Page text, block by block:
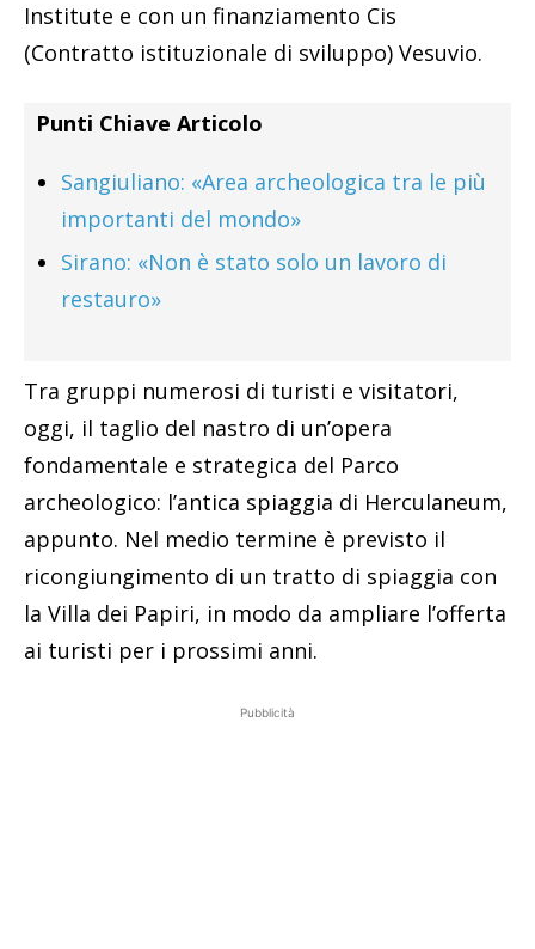
Institute e con un finanziamento Cis
(Contratto istituzionale di sviluppo) Vesuvio.
Punti Chiave Articolo
Sangiuliano: «Area archeologica tra le più
importanti del mondo»
Sirano: «Non è stato solo un lavoro di
restauro»
Tra gruppi numerosi di turisti e visitatori,
oggi, il taglio del nastro di un’opera
fondamentale e strategica del Parco
archeologico: l’antica spiaggia di Herculaneum,
appunto. Nel medio termine è previsto il
ricongiungimento di un tratto di spiaggia con
la Villa dei Papiri, in modo da ampliare l’offerta
ai turisti per i prossimi anni.
Pubblicità